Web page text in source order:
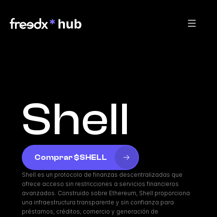
Shell
Comprar $SHELL
Shell es un protocolo de finanzas descentralizadas que
ofrece acceso sin restricciones a servicios financieros
avanzados. Construido sobre Ethereum, Shell proporciona
una infraestructura transparente y sin confianza para
préstamos, créditos, comercio y generación de